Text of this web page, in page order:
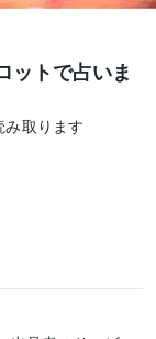
ットで占いま
取ります